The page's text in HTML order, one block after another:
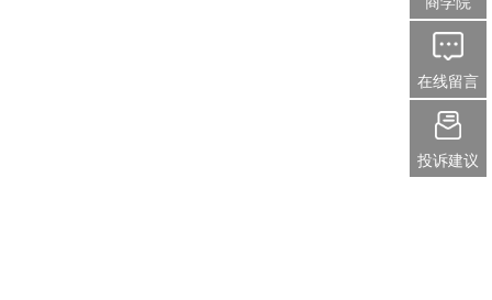
在线留言
投诉建议